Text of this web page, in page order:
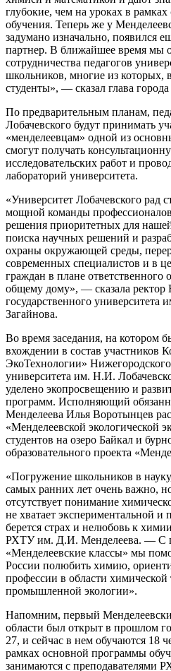
глубокие, чем на уроках в
обучения. Теперь же у
задумано изначально, появился
партнер. В ближайшее время мы
сотрудничества педагогов
школьников, многие из которых,
студенты», — сказал глава
По предварительным планам,
Лобачевского будут принимать
«менделеевцам» одной из
смогут получать
исследовательских работ и
лабораторий университета.
«Университет Лобачевского рад
мощной команды
решения приоритетных для
поиска научных решений и
охраны окружающей среды,
современных специалистов и в
граждан в плане
общему дому», — сказала ректор
государственного
Загайнова.
Во время заседания, на котором
вхождении в состав участников
ЭкоТехнологии» Нижегородского
университета им. Н.И.
уделено экопросвещению и
программ. Исполняющий
Менделеева Илья Воротынцев
«Менделеевской экологической
студентов на озеро Байкал и
образовательного проекта
«Погружение школьников в
самых ранних лет очень важно,
отсутствует понимание
не хватает экспериментальной и
берется страх и нелюбовь к
РХТУ им. Д.И. Менделеева. — С
«Менделеевские классы» мы
России полюбить химию,
профессии в области химической
промышленной экологии».
Напомним, первый
области был открыт в прошлом
27, и сейчас в нем обучаются 18
рамках основной программы
занимаются с преподавателями